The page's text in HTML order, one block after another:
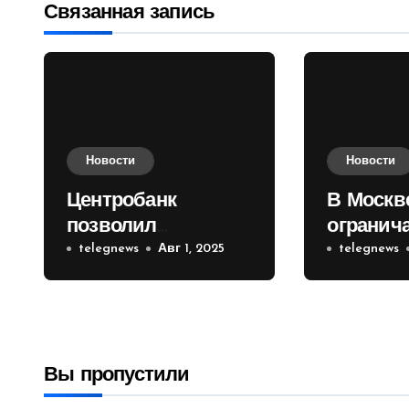
записям
Связанная запись
Новости
Центробанк
позволил
инвесторам из
враждебных
telegnews Авг 1, 2025
Новости
В
telegnews
Вы пропустили